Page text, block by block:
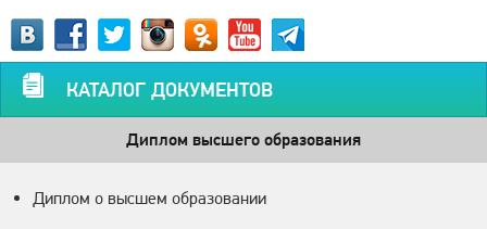
КАТАЛОГ ДОКУМЕНТОВ
Диплом высшего образования
Диплом о высшем образовании